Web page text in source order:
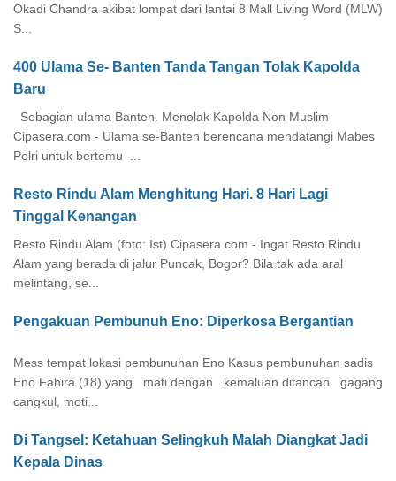
Okadi Chandra akibat lompat dari lantai 8 Mall Living Word (MLW)
S...
400 Ulama Se- Banten Tanda Tangan Tolak Kapolda
Baru
Sebagian ulama Banten. Menolak Kapolda Non Muslim
Cipasera.com - Ulama se-Banten berencana mendatangi Mabes
Polri untuk bertemu ...
Resto Rindu Alam Menghitung Hari. 8 Hari Lagi
Tinggal Kenangan
Resto Rindu Alam (foto: Ist) Cipasera.com - Ingat Resto Rindu
Alam yang berada di jalur Puncak, Bogor? Bila tak ada aral
melintang, se...
Pengakuan Pembunuh Eno: Diperkosa Bergantian
Mess tempat lokasi pembunuhan Eno Kasus pembunuhan sadis
Eno Fahira (18) yang mati dengan kemaluan ditancap gagang
cangkul, moti...
Di Tangsel: Ketahuan Selingkuh Malah Diangkat Jadi
Kepala Dinas